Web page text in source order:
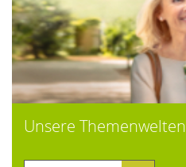
Unsere Themenwelten